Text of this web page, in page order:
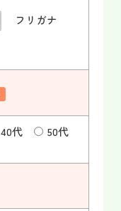
フリガナ
40代
50代